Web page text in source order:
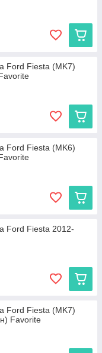
Ford Fiesta (MK7)
Ford Fiesta (MK6)
Ford Fiesta 2012-
Ford Fiesta (MK7)
Favorite